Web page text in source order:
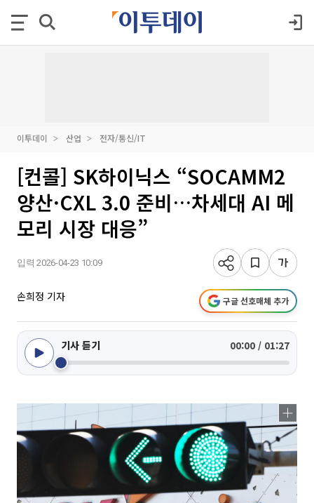
이투데이 산업 전자/통신/IT
[컨콜] SK하이닉스 “SOCAMM2
양산·CXL 3.0 준비…차세대 AI 메
모리 시장 대응”
입력 2026-04-23 10:09
손희정 기자 구글 선호매체 추가
기사 듣기 00:00 / 01:27